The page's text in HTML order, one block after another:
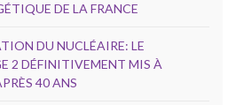
DE LA FRANCE
DU NUCLÉAIRE: LE
2 DÉFINITIVEMENT MIS À
40 ANS